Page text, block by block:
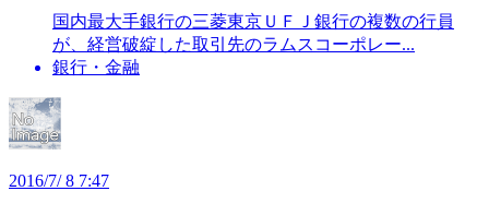
国内最大手銀行の三菱東京ＵＦＪ銀行の複数の行員
が、経営破綻した取引先のラムスコーポレー...
銀行・金融
2016/7/ 8 7:47